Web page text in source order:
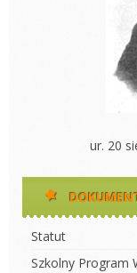
ur. 20
Statut
Szkolny Program